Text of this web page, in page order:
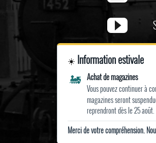
☀️ Information estivale
🚂 Achat de magazines
Vous pouvez continuer à
magazines seront
reprendront dès le 25 août.
Merci de votre compréhension.